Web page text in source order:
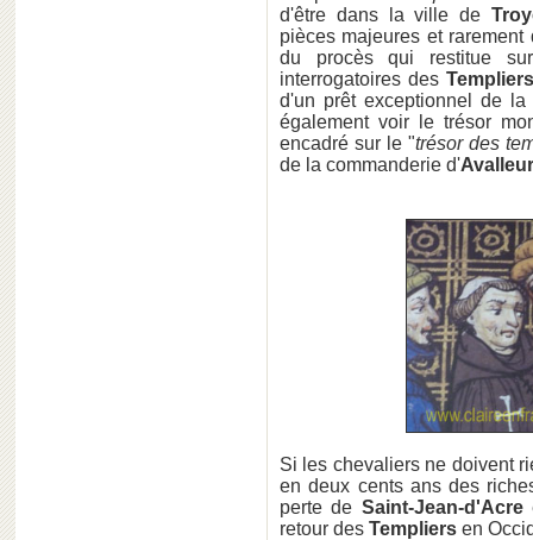
d'être dans la ville de
pièces majeures et
du procès qui restitue
interrogatoires des Templiers
d'un prêt exceptionnel de la
également voir le trésor
encadré sur le "trésor des
de la commanderie d'Avalleur
Si les chevaliers ne doivent
en deux cents ans des
perte de Saint-Jean-d'Acre
retour des Templiers en